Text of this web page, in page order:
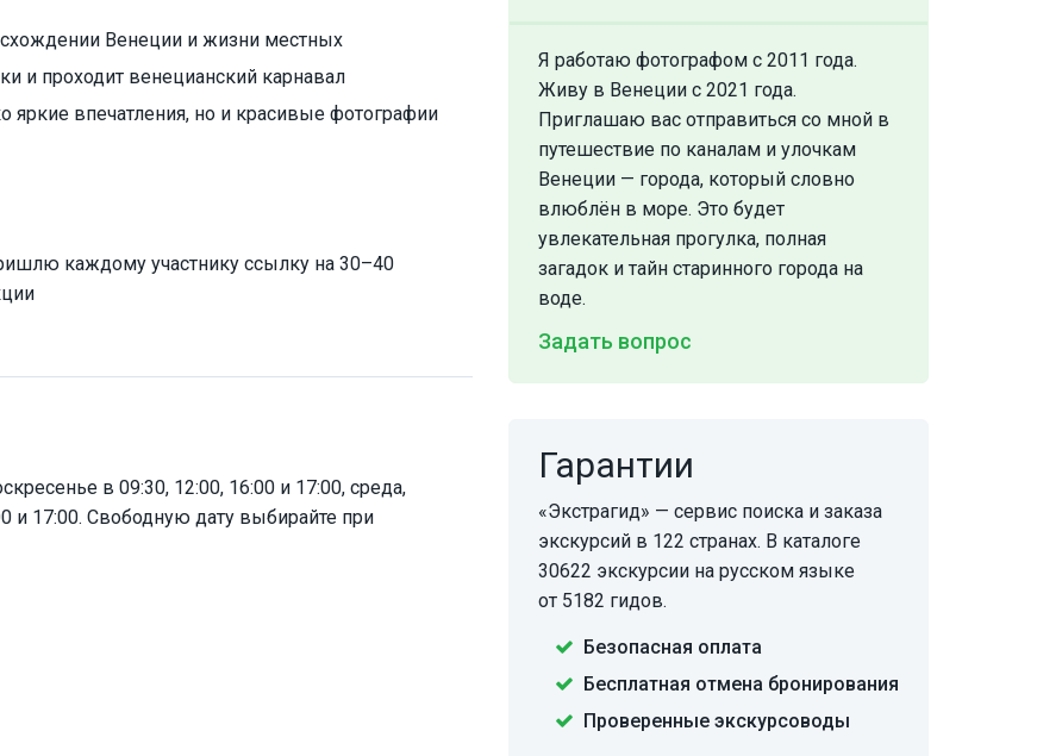
Венеции и жизни местных
и проходит венецианский карнавал
яркие впечатления, но и красивые фотографии
каждому участнику ссылку на 30–40
в 09:30, 12:00, 16:00 и 17:00, среда,
и 17:00. Свободную дату выбирайте при
Я работаю фотографом с 2011 года.
Живу в Венеции с 2021 года.
Приглашаю вас отправиться со мной в
путешествие по каналам и улочкам
Венеции — города, который словно
влюблён в море. Это будет
увлекательная прогулка, полная
загадок и тайн старинного города на
воде.
Задать вопрос
Гарантии
«Экстрагид» — сервис поиска и заказа
экскурсий в 122 странах. В каталоге
30622 экскурсии на русском языке
от 5182 гидов.
Безопасная оплата
Бесплатная отмена бронирования
Проверенные экскурсоводы